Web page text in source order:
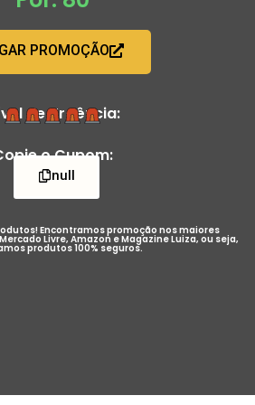
PROMOÇÃO
de Urgência:
o Cupom:
null
Encontramos promoção nos maiores
Livre, Amazon e Magazine Luiza, ou seja,
produtos 100% seguros.